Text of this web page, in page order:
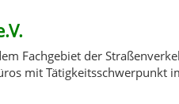
Fachgebiet der
mit Tätigkeitsschwerpunkt